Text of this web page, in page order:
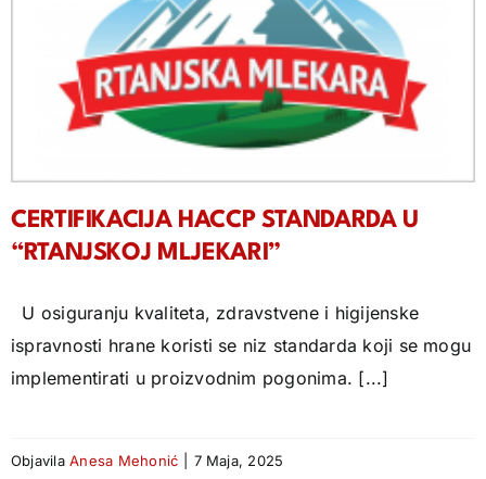
CERTIFIKACIJA HACCP STANDARDA U
“RTANJSKOJ MLJEKARI”
U osiguranju kvaliteta, zdravstvene i higijenske
ispravnosti hrane koristi se niz standarda koji se mogu
implementirati u proizvodnim pogonima. [...]
ObjavilaAnesa Mehonić
7 Maja, 2025